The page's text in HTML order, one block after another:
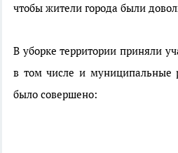
чтобы жители города были
В уборке территории приняли
в том числе и муниципальные
было совершено: